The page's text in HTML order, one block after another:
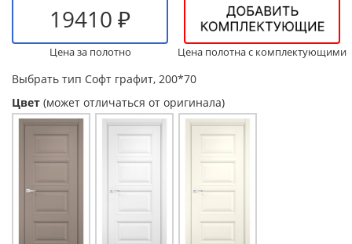
19410 ₽
Цена за полотно Цена полотна с комплектующими
Выбрать тип Софт графит, 200*70
Цвет (может отличаться от оригинала)